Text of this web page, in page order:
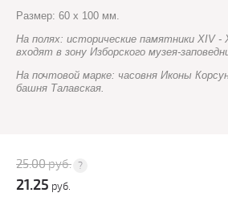
Размер: 60 х 100 мм.
На полях: исторические памятники XIV -
входят в зону Изборского музея-
На почтовой марке: часовня Иконы
башня Талавская.
25.00руб.
21.25 руб.